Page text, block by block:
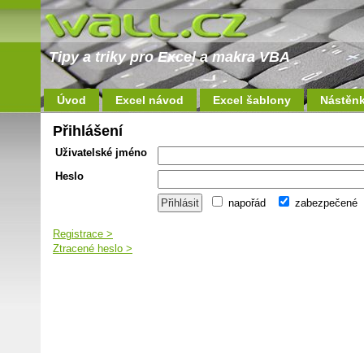
Tipy a triky pro Excel a makra VBA
Úvod Excel návod Excel šablony
Přihlášení
Uživatelské jméno
Heslo
napořád zabezpečené
Registrace >
Ztracené heslo >